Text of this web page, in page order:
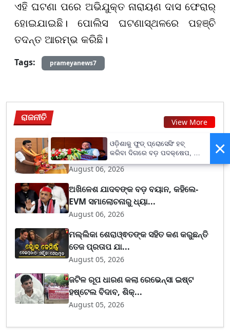
ଏହି ଘଟଣା ପରେ ଅଭିଯୁକ୍ତ ନାରାୟଣ ଦାସ ଫେରାର୍
ହୋଇଯାଇଛି। ପୋଲିସ ଘଟଣାସ୍ଥଳରେ ପହଞ୍ଚି
ତଦନ୍ତ ଆରମ୍ଭ କରିଛି।
Tags:
prameyanews7
ରାଜନୀତି View More
ଦିଲ୍ଲୀରେ ନୀତିନ ନବୀନଙ୍କୁ ଭେଟିଲେ
ମନମୋହନ ସାମଲ, ବିଭିନ...
August 06, 2026
ଅଖିଳେଶ ଯାଦବଙ୍କ ବଡ଼ ବୟାନ, କହିଲେ-
EVM ସମାଲୋଚନାରୁ ଧ୍ୟା...
August 06, 2026
ମଲ୍ଲିକା ଶେରାଓ୍ଵତଙ୍କ ସହିତ କଣ କରୁଛନ୍ତି
ତେଜ ପ୍ରତାପ ଯା...
August 05, 2026
ଜଟିଳ ରୂପ ଧାରଣ କଲା ରେଭେନ୍ସା ଇଷ୍ଟ
ହଷ୍ଟେଲ ବିଦାବ, ଶିକ୍...
August 05, 2026
×
ଓଡ଼ିଶାକୁ ଫୁଡ୍ ପ୍ରୋସେସିଂ ହବ୍
କରିବା ଦିଗରେ ବଡ଼ ପଦକ୍ଷେପ, ୪୨
ହଜାରରୁ ଅଧିକ ନିଯୁକ୍ତି ସୁଯୋଗ